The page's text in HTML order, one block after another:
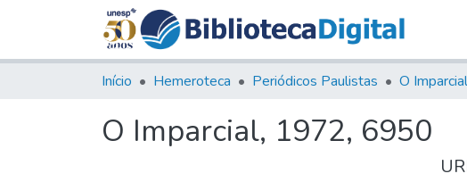
Início Hemeroteca Periódicos Paulistas O Imparcial
O Imparcial, 1972, 6950